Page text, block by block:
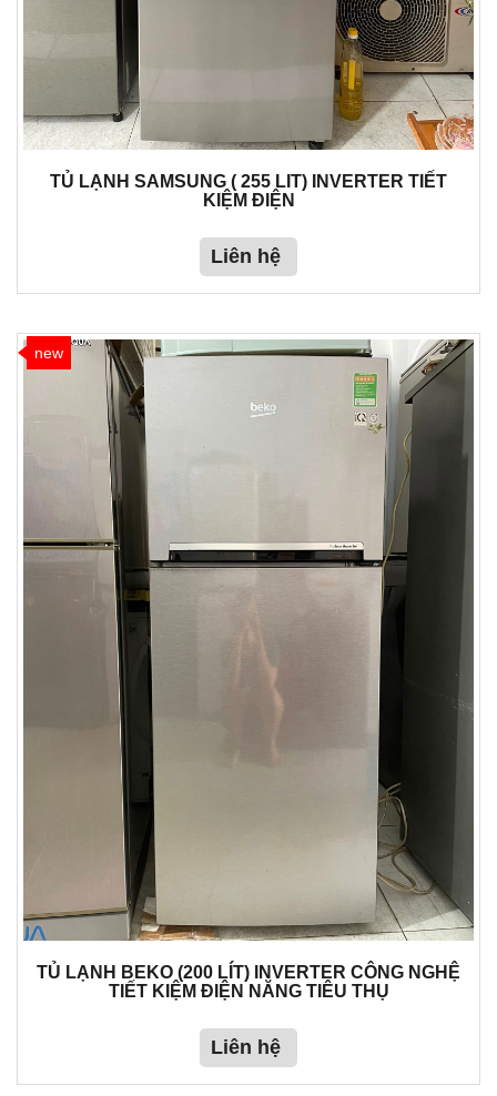
TỦ LẠNH SAMSUNG ( 255 LIT) INVERTER TIẾT
KIỆM ĐIỆN
Liên hệ
new
TỦ LẠNH BEKO (200 LÍT) INVERTER CÔNG NGHỆ
TIẾT KIỆM ĐIỆN NĂNG TIÊU THỤ
Liên hệ